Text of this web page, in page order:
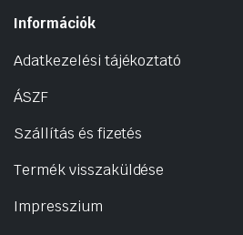
Információk
Adatkezelési tájékoztató
ÁSZF
Szállítás és fizetés
Termék visszaküldése
Impresszium